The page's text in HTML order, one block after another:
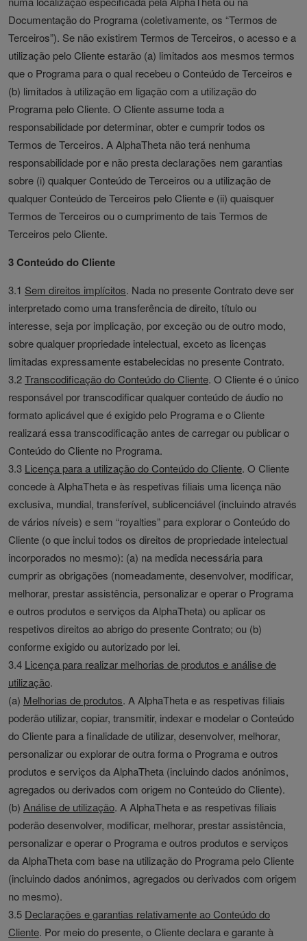
Documentação do Programa (coletivamente, os “Termos de
Terceiros”). Se não existirem Termos de Terceiros, o acesso e a
utilização pelo Cliente estarão (a) limitados aos mesmos termos
que o Programa para o qual recebeu o Conteúdo de Terceiros e
(b) limitados à utilização em ligação com a utilização do
Programa pelo Cliente. O Cliente assume toda a
responsabilidade por determinar, obter e cumprir todos os
Termos de Terceiros. A AlphaTheta não terá nenhuma
responsabilidade por e não presta declarações nem garantias
sobre (i) qualquer Conteúdo de Terceiros ou a utilização de
qualquer Conteúdo de Terceiros pelo Cliente e (ii) quaisquer
Termos de Terceiros ou o cumprimento de tais Termos de
Terceiros pelo Cliente.
3 Conteúdo do Cliente
3.1 Sem direitos implícitos. Nada no presente Contrato deve ser
interpretado como uma transferência de direito, título ou
interesse, seja por implicação, por exceção ou de outro modo,
sobre qualquer propriedade intelectual, exceto as licenças
limitadas expressamente estabelecidas no presente Contrato.
3.2Transcodificação do Conteúdo do Cliente. O Cliente é o único
responsável por transcodificar qualquer conteúdo de áudio no
formato aplicável que é exigido pelo Programa e o Cliente
realizará essa transcodificação antes de carregar ou publicar o
Conteúdo do Cliente no Programa.
3.3 Licença para a utilização do Conteúdo do Cliente. O Cliente
concede à AlphaTheta e às respetivas filiais uma licença não
exclusiva, mundial, transferível, sublicenciável (incluindo através
de vários níveis) e sem “royalties” para explorar o Conteúdo do
Cliente (o que inclui todos os direitos de propriedade intelectual
incorporados no mesmo): (a) na medida necessária para
cumprir as obrigações (nomeadamente, desenvolver, modificar,
melhorar, prestar assistência, personalizar e operar o Programa
e outros produtos e serviços da AlphaTheta) ou aplicar os
respetivos direitos ao abrigo do presente Contrato; ou (b)
conforme exigido ou autorizado por lei.
3.4 Licença para realizar melhorias de produtos e análise de
utilização.
(a) Melhorias de produtos. A AlphaTheta e as respetivas filiais
poderão utilizar, copiar, transmitir, indexar e modelar o Conteúdo
do Cliente para a finalidade de utilizar, desenvolver, melhorar,
personalizar ou explorar de outra forma o Programa e outros
produtos e serviços da AlphaTheta (incluindo dados anónimos,
agregados ou derivados com origem no Conteúdo do Cliente).
(b) Análise de utilização. A AlphaTheta e as respetivas filiais
poderão desenvolver, modificar, melhorar, prestar assistência,
personalizar e operar o Programa e outros produtos e serviços
da AlphaTheta com base na utilização do Programa pelo Cliente
(incluindo dados anónimos, agregados ou derivados com origem
no mesmo).
3.5 Declarações e garantias relativamente ao Conteúdo do
Cliente. Por meio do presente, o Cliente declara e garante à